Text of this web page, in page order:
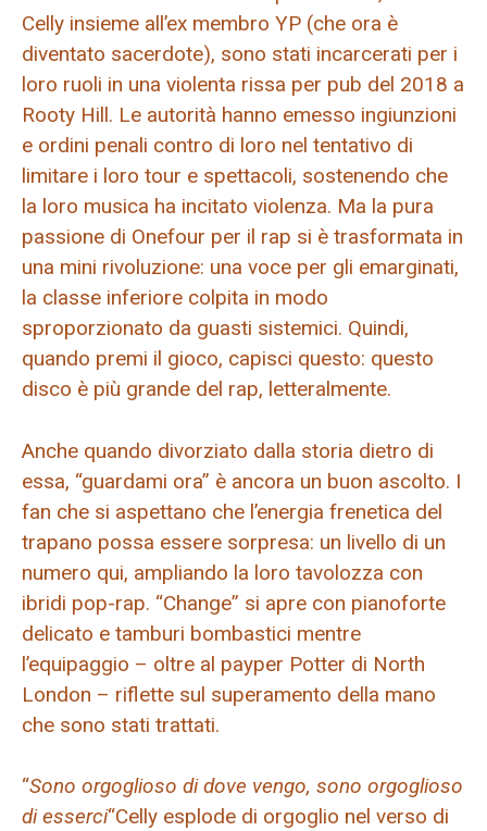
Celly insieme all’ex membro YP (che ora è
diventato sacerdote), sono stati incarcerati per i
loro ruoli in una violenta rissa per pub del 2018 a
Rooty Hill. Le autorità hanno emesso ingiunzioni
e ordini penali contro di loro nel tentativo di
limitare i loro tour e spettacoli, sostenendo che
la loro musica ha incitato violenza. Ma la pura
passione di Onefour per il rap si è trasformata in
una mini rivoluzione: una voce per gli emarginati,
la classe inferiore colpita in modo
sproporzionato da guasti sistemici. Quindi,
quando premi il gioco, capisci questo: questo
disco è più grande del rap, letteralmente.
Anche quando divorziato dalla storia dietro di
essa, “guardami ora” è ancora un buon ascolto. I
fan che si aspettano che l’energia frenetica del
trapano possa essere sorpresa: un livello di un
numero qui, ampliando la loro tavolozza con
ibridi pop-rap. “Change” si apre con pianoforte
delicato e tamburi bombastici mentre
l’equipaggio – oltre al payper Potter di North
London – riflette sul superamento della mano
che sono stati trattati.
“Sono orgoglioso di dove vengo, sono orgoglioso
di esserci“Celly esplode di orgoglio nel verso di